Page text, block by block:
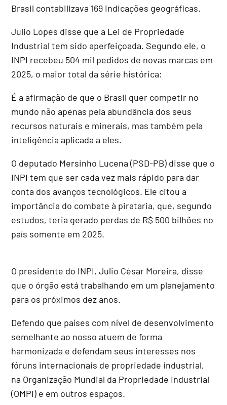
Brasil contabilizava 169 indicações geográficas.
Julio Lopes disse que a Lei de Propriedade
Industrial tem sido aperfeiçoada. Segundo ele, o
INPI recebeu 504 mil pedidos de novas marcas em
2025, o maior total da série histórica:
É a afirmação de que o Brasil quer competir no
mundo não apenas pela abundância dos seus
recursos naturais e minerais, mas também pela
inteligência aplicada a eles.
O deputado Mersinho Lucena (PSD-PB) disse que o
INPI tem que ser cada vez mais rápido para dar
conta dos avanços tecnológicos. Ele citou a
importância do combate à pirataria, que, segundo
estudos, teria gerado perdas de R$ 500 bilhões no
país somente em 2025.
O presidente do INPI, Julio César Moreira, disse
que o órgão está trabalhando em um planejamento
para os próximos dez anos.
Defendo que países com nível de desenvolvimento
semelhante ao nosso atuem de forma
harmonizada e defendam seus interesses nos
fóruns internacionais de propriedade industrial,
na Organização Mundial da Propriedade Industrial
(OMPI) e em outros espaços.